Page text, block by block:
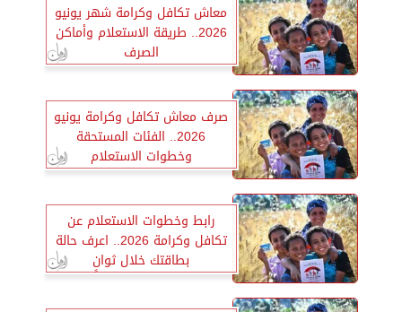
معاش تكافل وكرامة شهر يونيو
2026.. طريقة الاستعلام وأماكن
الصرف
صرف معاش تكافل وكرامة يونيو
2026.. الفئات المستحقة
وخطوات الاستعلام
رابط وخطوات الاستعلام عن
تكافل وكرامة 2026.. اعرف حالة
بطاقتك خلال ثوانٍ